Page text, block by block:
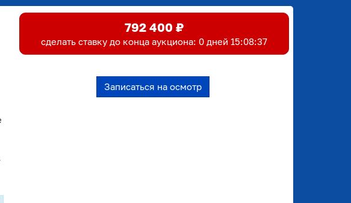
792 400 ₽
cделать ставку до конца аукциона: 0 дней 15:08:37
Записаться на осмотр